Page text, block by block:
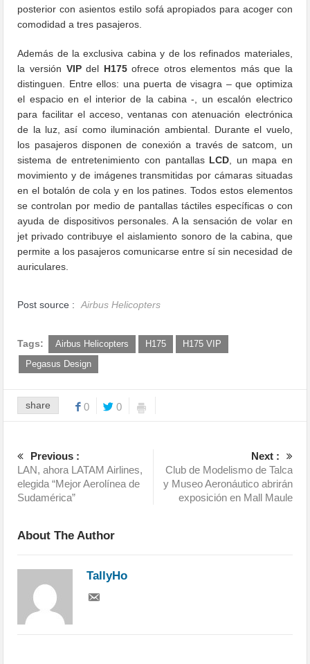
posterior con asientos estilo sofá apropiados para acoger con
comodidad a tres pasajeros.
Además de la exclusiva cabina y de los refinados materiales,
la versión VIPdel H175ofrece otros elementos más que la
distinguen. Entre ellos: una puerta de visagra – que optimiza
el espacio en el interior de la cabina -, un escalón electrico
para facilitar el acceso, ventanas con atenuación electrónica
de la luz, así como iluminación ambiental. Durante el vuelo,
los pasajeros disponen de conexión a través de satcom, un
sistema de entretenimiento con pantallas LCD , un mapa en
movimiento y de imágenes transmitidas por cámaras situadas
en el botalón de cola y en los patines. Todos estos elementos
se controlan por medio de pantallas táctiles específicas o con
ayuda de dispositivos personales. A la sensación de volar en
jet privado contribuye el aislamiento sonoro de la cabina, que
permite a los pasajeros comunicarse entre sí sin necesidad de
auriculares.
Post source : Airbus Helicopters
Tags: Airbus Helicopters H175
H175 VIP
Pegasus Design
share 0 0
Previous :
LAN, ahora LATAM Airlines,
elegida “Mejor Aerolínea de
Sudamérica”
Next :
Club de Modelismo de Talca
y Museo Aeronáutico abrirán
exposición en Mall Maule
About The Author
TallyHo